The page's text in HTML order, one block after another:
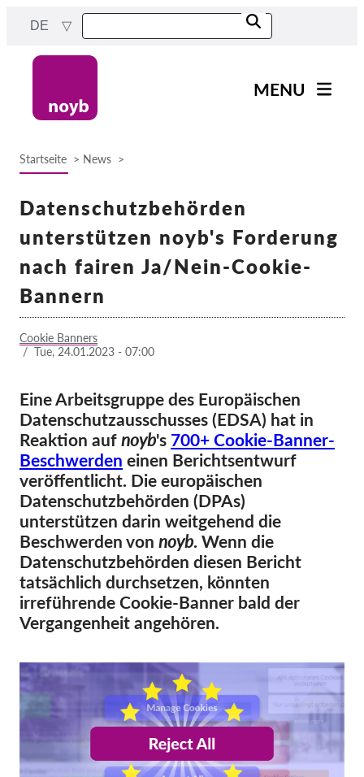
content
DE
MENU
Fälle nach Projekten
Jetzt Unterstützen!
Mitgliedschaft
Spenden
Sponsoring
Spendenabsetzbarkeit
Member Login
Über uns
Team
Jahresberichte
Jobs
Verbandsklagen
OnionShare
Medien
Startseite News
Datenschutzbehörden
unterstützen noyb's Forderung
nach fairen Ja/Nein-Cookie-
Bannern
Cookie Banners
/ Tue, 24.01.2023 - 07:00
Eine Arbeitsgruppe des Europäischen
Datenschutzausschusses (EDSA) hat in
Reaktion auf noyb's 700+ Cookie-Banner-
Beschwerden einen Berichtsentwurf
veröffentlicht. Die europäischen
Datenschutzbehörden (DPAs)
unterstützen darin weitgehend die
Beschwerden von noyb. Wenn die
Datenschutzbehörden diesen Bericht
tatsächlich durchsetzen, könnten
irreführende Cookie-Banner bald der
Vergangenheit angehören.